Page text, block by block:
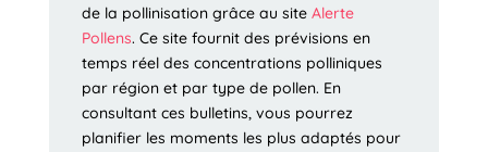
de la pollinisation grâce au site Alerte
Pollens. Ce site fournit des prévisions en
temps réel des concentrations polliniques
par région et par type de pollen. En
consultant ces bulletins, vous pourrez
planifier les moments les plus adaptés pour